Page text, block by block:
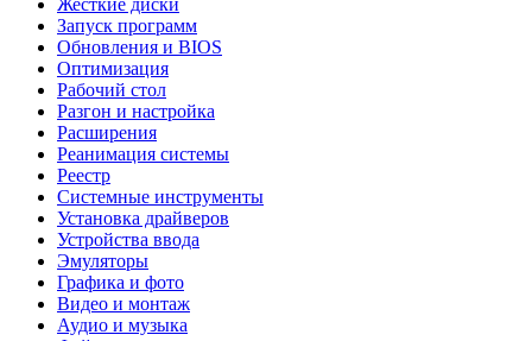
Запуск программ
Обновления и BIOS
Оптимизация
Рабочий стол
Разгон и настройка
Расширения
Реанимация системы
Реестр
Системные инструменты
Установка драйверов
Устройства ввода
Эмуляторы
Графика и фото
Видео и монтаж
Аудио и музыка